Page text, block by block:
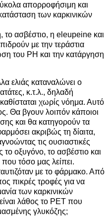
απορροφήσιμη και
των καρκινικών
ασβέστιο, η eleupeine και
με την τεράστια
του PH και την κατάργηση
ελιάς καταναλώνει ο
κ.τ.λ., δηλαδή
χωρίς νόημα. Αυτό
Θα βγουν λοιπόν κάποιοι
και θα κατηγορούν τα
ακριβώς τη δίαιτα,
τις ουσιαστικές
το οξυγόνο, το ασβέστιο και
τόσο μας λείπει.
με το φάρμακο. Από
πικρές τροφές για να
των καρκινικών
λάθος το PET που
γλυκόζης;